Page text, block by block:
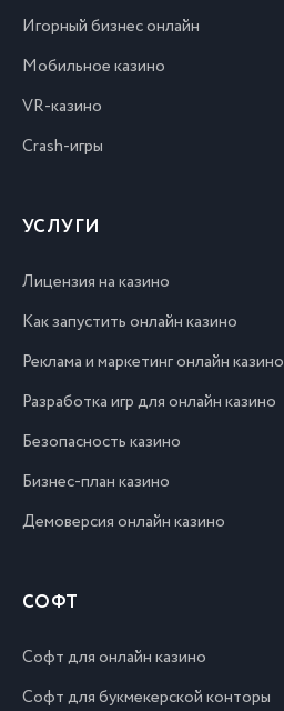
Игорный бизнес онлайн
Мобильное казино
VR-казино
Crash-игры
УСЛУГИ
Лицензия на казино
Как запустить онлайн казино
Реклама и маркетинг онлайн казино
Разработка игр для онлайн казино
Безопасность казино
Бизнес-план казино
Демоверсия онлайн казино
СОФТ
Софт для онлайн казино
Софт для букмекерской конторы